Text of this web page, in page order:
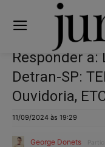
Responder a:
Detran-SP:
Ouvidoria,
11/09/2024 às 19:29
George Donets